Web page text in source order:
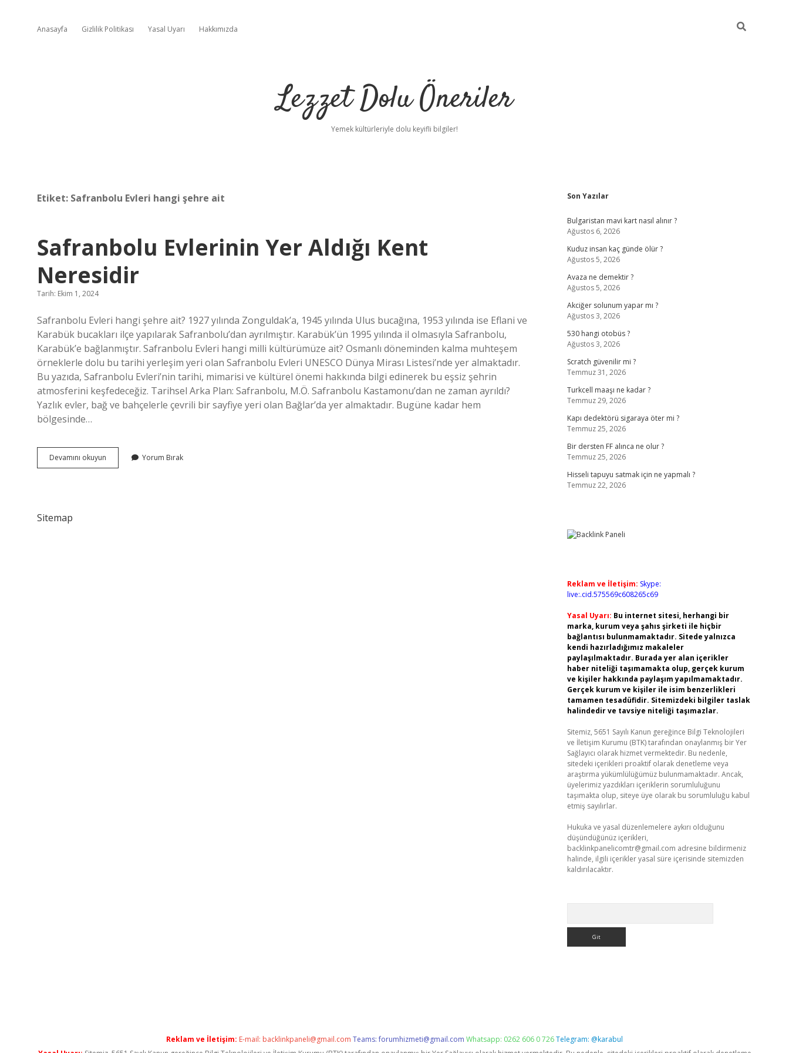
Anasayfa Gizlilik Politikası Yasal Uyarı Hakkımızda
Lezzet Dolu Öneriler
Yemek kültürleriyle dolu keyifli bilgiler!
Etiket: Safranbolu Evleri hangi şehre ait
Safranbolu Evlerinin Yer Aldığı Kent
Neresidir
Tarih: Ekim 1, 2024
Safranbolu Evleri hangi şehre ait? 1927 yılında Zonguldak’a, 1945 yılında Ulus bucağına, 1953 yılında ise Eflani ve
Karabük bucakları ilçe yapılarak Safranbolu’dan ayrılmıştır. Karabük’ün 1995 yılında il olmasıyla Safranbolu,
Karabük’e bağlanmıştır. Safranbolu Evleri hangi milli kültürümüze ait? Osmanlı döneminden kalma muhteşem
örneklerle dolu bu tarihi yerleşim yeri olan Safranbolu Evleri UNESCO Dünya Mirası Listesi’nde yer almaktadır.
Bu yazıda, Safranbolu Evleri’nin tarihi, mimarisi ve kültürel önemi hakkında bilgi edinerek bu eşsiz şehrin
atmosferini keşfedeceğiz. Tarihsel Arka Plan: Safranbolu, M.Ö. Safranbolu Kastamonu’dan ne zaman ayrıldı?
Yazlık evler, bağ ve bahçelerle çevrili bir sayfiye yeri olan Bağlar’da yer almaktadır. Bugüne kadar hem
bölgesinde…
Devamını okuyun Safranbolu
Evlerinin
Yorum Bırak
Sitemap
Sidebar
Son Yazılar
Bulgaristan mavi kart nasıl alınır ?
Ağustos 6, 2026
Kuduz insan kaç günde ölür ?
Ağustos 5, 2026
Avaza ne demektir ?
Ağustos 5, 2026
Akciğer solunum yapar mı ?
Ağustos 3, 2026
530 hangi otobüs ?
Ağustos 3, 2026
Scratch güvenilir mi ?
Temmuz 31, 2026
Turkcell maaşı ne kadar ?
Temmuz 29, 2026
Kapı dedektörü sigaraya öter mi ?
Temmuz 25, 2026
Bir dersten FF alınca ne olur ?
Temmuz 25, 2026
Hisseli tapuyu satmak için ne yapmalı ?
Temmuz 22, 2026
Reklam ve İletişim: Skype:
live:.cid.575569c608265c69
Yasal Uyarı: Bu internet sitesi, herhangi bir
marka, kurum veya şahıs şirketi ile hiçbir
bağlantısı bulunmamaktadır. Sitede yalnızca
kendi hazırladığımız makaleler
paylaşılmaktadır. Burada yer alan içerikler
haber niteliği taşımamakta olup, gerçek kurum
ve kişiler hakkında paylaşım yapılmamaktadır.
Gerçek kurum ve kişiler ile isim benzerlikleri
tamamen tesadüfidir. Sitemizdeki bilgiler taslak
halindedir ve tavsiye niteliği taşımazlar.
Sitemiz, 5651 Sayılı Kanun gereğince Bilgi Teknolojileri
ve İletişim Kurumu (BTK) tarafından onaylanmış bir Yer
Sağlayıcı olarak hizmet vermektedir. Bu nedenle,
sitedeki içerikleri proaktif olarak denetleme veya
araştırma yükümlülüğümüz bulunmamaktadır. Ancak,
üyelerimiz yazdıkları içeriklerin sorumluluğunu
taşımakta olup, siteye üye olarak bu sorumluluğu kabul
etmiş sayılırlar.
Hukuka ve yasal düzenlemelere aykırı olduğunu
düşündüğünüz içerikleri,
backlinkpanelicomtr@gmail.com adresine bildirmeniz
halinde, ilgili içerikler yasal süre içerisinde sitemizden
kaldırılacaktır.
betci
Reklam ve İletişim: E-mail: backlinkpaneli@gmail.com Teams:forumhizmeti@gmail.com Whatsapp: 0262 606 0 726Telegram: @karabul